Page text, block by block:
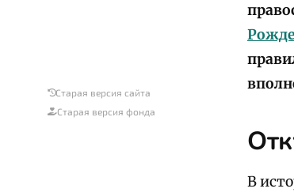
Старая версия сайта
Старая версия фонда
В